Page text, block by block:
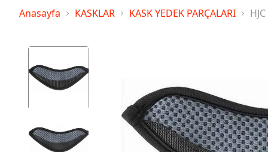
BOT ve ÇİZMELER PANTOLONLAR
SÜRÜCÜ
ÇANTALARI
EKRAN/GÖSTERGE
MOTOSİKLET
Aprilia Bajaj
Suzuki
Anasayfa KASKLAR KASK YEDEK PARÇALARI